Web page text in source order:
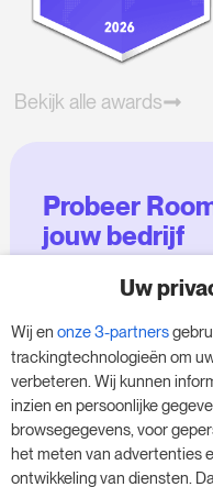
Bekijk alle awards
Probeer
jouw bedrijf
Maak gebruik van
en geef je bedrijf
verplichtingen.
Boek een
van 14 dagen te
Uw
Wij en onze 3-partners
trackingtechnologieën om
verbeteren. Wij kunnen
inzien en persoonlijke
browsegegevens, voor
het meten van advertenties
ontwikkeling van diensten.